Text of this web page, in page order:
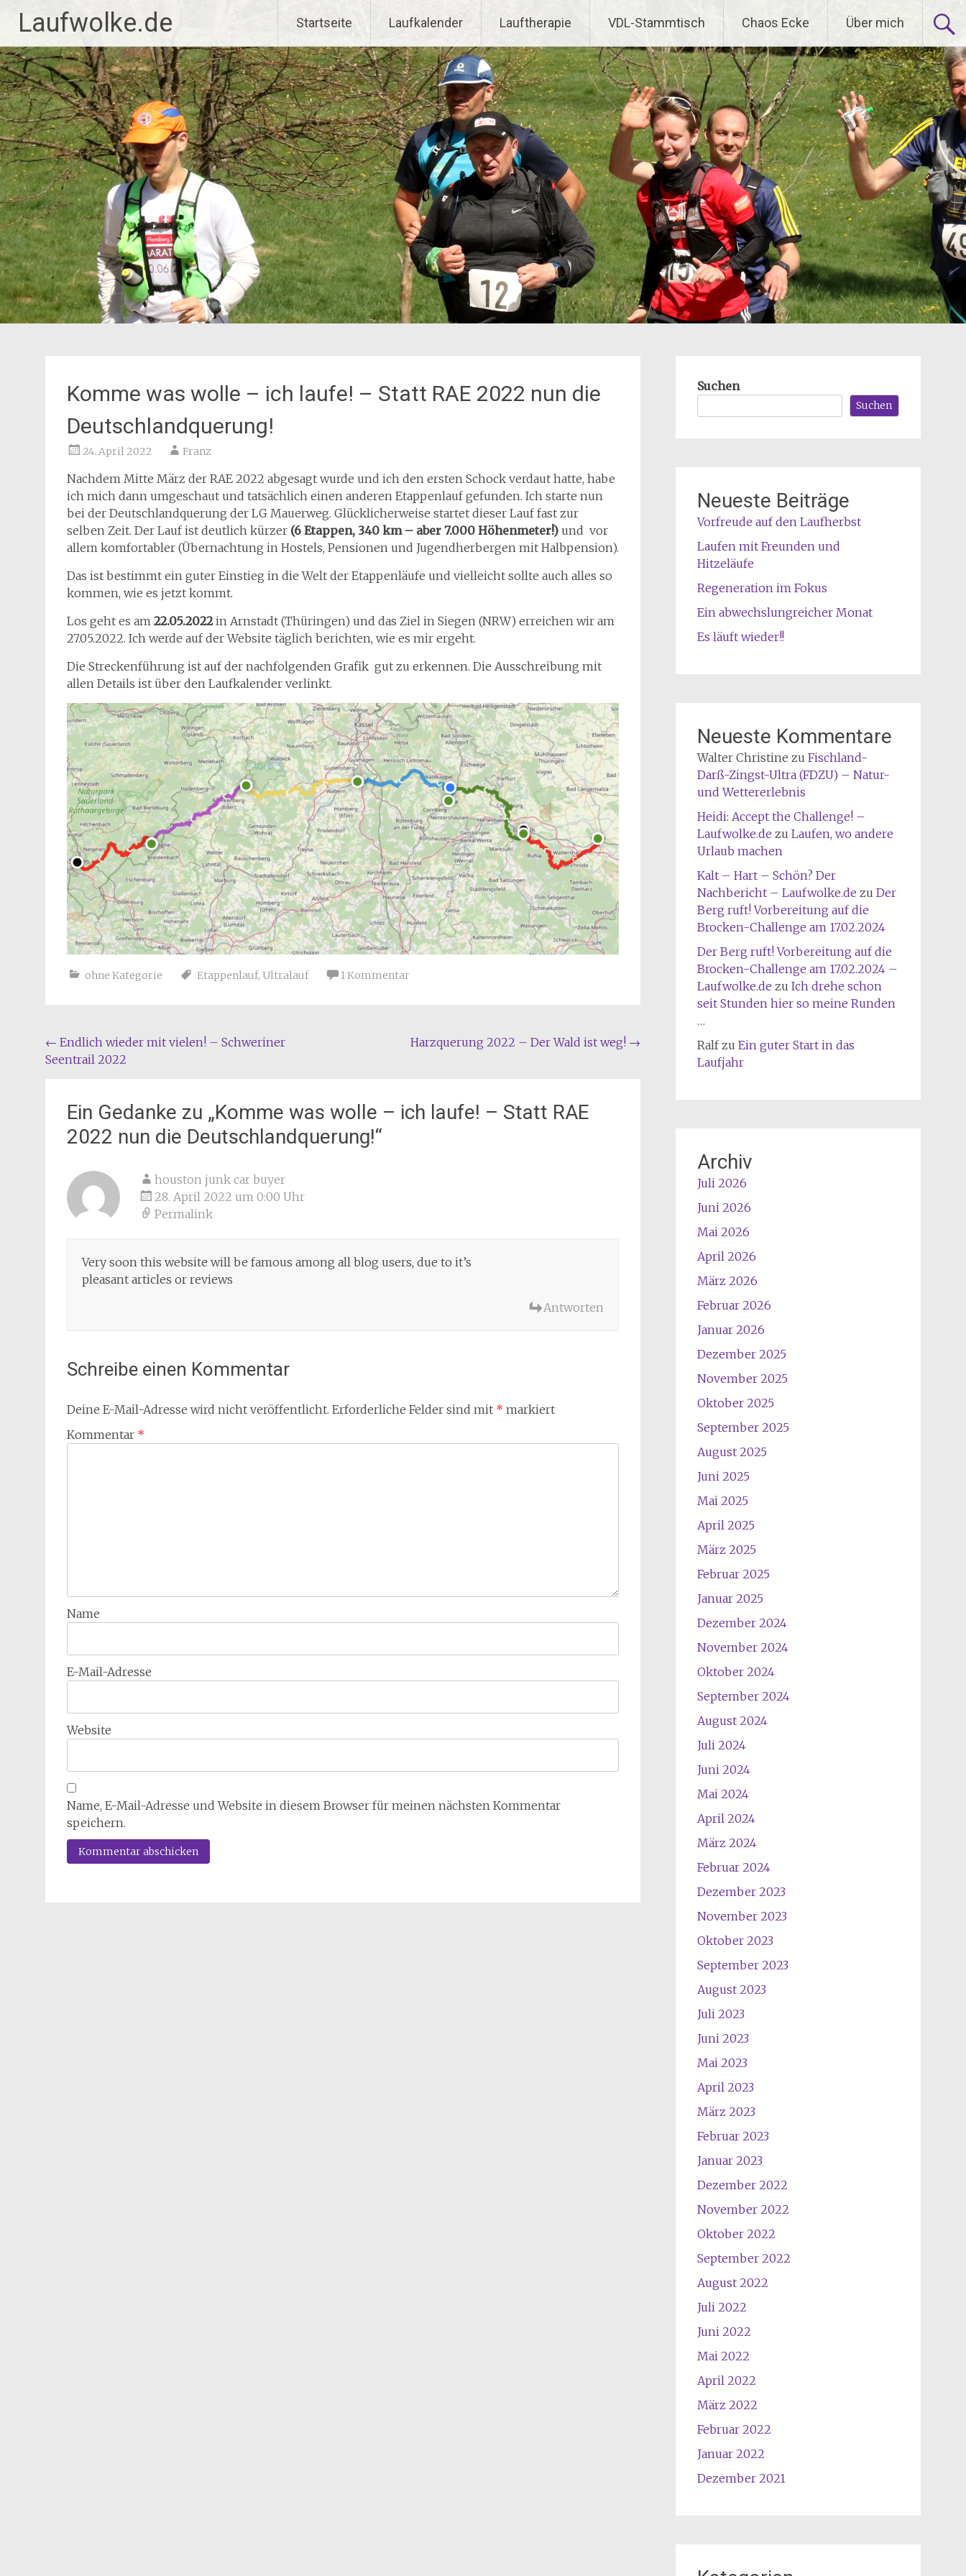
springen
Laufwolke.de Startseite Laufkalender Lauftherapie VDL-Stammtisch Chaos Ecke Über mich
Komme was wolle – ich laufe! – Statt RAE 2022 nun die
Deutschlandquerung!
24. April 2022 Franz
Nachdem Mitte März der RAE 2022 abgesagt wurde und ich den ersten Schock verdaut hatte, habe
ich mich dann umgeschaut und tatsächlich einen anderen Etappenlauf gefunden. Ich starte nun
bei der Deutschlandquerung der LG Mauerweg. Glücklicherweise startet dieser Lauf fast zur
selben Zeit. Der Lauf ist deutlich kürzer (6 Etappen, 340 km – aber 7.000 Höhenmeter!) und vor
allem komfortabler (Übernachtung in Hostels, Pensionen und Jugendherbergen mit Halbpension).
Das ist bestimmt ein guter Einstieg in die Welt der Etappenläufe und vielleicht sollte auch alles so
kommen, wie es jetzt kommt.
Los geht es am 22.05.2022in Arnstadt (Thüringen) und das Ziel in Siegen (NRW) erreichen wir am
27.05.2022. Ich werde auf der Website täglich berichten, wie es mir ergeht.
Die Streckenführung ist auf der nachfolgenden Grafik gut zu erkennen. Die Ausschreibung mit
allen Details ist über den Laufkalender verlinkt.
ohne Kategorie Etappenlauf, Ultralauf 1 Kommentar
Beitragsnavigation
← Endlich wieder mit vielen! – Schweriner
Seentrail 2022
Harzquerung 2022 – Der Wald ist weg! →
Ein Gedanke zu „Komme was wolle – ich laufe! – Statt RAE
2022 nun die Deutschlandquerung!“
houston junk car buyer
28. April 2022 um 0:00 Uhr
Permalink
Very soon this website will be famous among all blog users, due to it’s
pleasant articles or reviews
Antworten
Schreibe einen Kommentar
Deine E-Mail-Adresse wird nicht veröffentlicht. Erforderliche Felder sind mit * markiert
Kommentar *
Name
E-Mail-Adresse
Website
Name, E-Mail-Adresse und Website in diesem Browser für meinen nächsten Kommentar
speichern.
Suchen
Suchen
Neueste Beiträge
Vorfreude auf den Laufherbst
Laufen mit Freunden und
Hitzeläufe
Regeneration im Fokus
Ein abwechslungreicher Monat
Es läuft wieder!!
Neueste Kommentare
Walter Christine zu Fischland-
Darß-Zingst-Ultra (FDZU) – Natur-
und Wettererlebnis
Heidi: Accept the Challenge! –
Laufwolke.de zu Laufen, wo andere
Urlaub machen
Kalt – Hart – Schön? Der
Nachbericht – Laufwolke.de zu Der
Berg ruft! Vorbereitung auf die
Brocken-Challenge am 17.02.2024
Der Berg ruft! Vorbereitung auf die
Brocken-Challenge am 17.02.2024 –
Laufwolke.de zu Ich drehe schon
seit Stunden hier so meine Runden
…
Ralfzu Ein guter Start in das
Laufjahr
Archiv
Juli 2026
Juni 2026
Mai 2026
April 2026
März 2026
Februar 2026
Januar 2026
Dezember 2025
November 2025
Oktober 2025
September 2025
August 2025
Juni 2025
Mai 2025
April 2025
März 2025
Februar 2025
Januar 2025
Dezember 2024
November 2024
Oktober 2024
September 2024
August 2024
Juli 2024
Juni 2024
Mai 2024
April 2024
März 2024
Februar 2024
Dezember 2023
November 2023
Oktober 2023
September 2023
August 2023
Juli 2023
Juni 2023
Mai 2023
April 2023
März 2023
Februar 2023
Januar 2023
Dezember 2022
November 2022
Oktober 2022
September 2022
August 2022
Juli 2022
Juni 2022
Mai 2022
April 2022
März 2022
Februar 2022
Januar 2022
Dezember 2021